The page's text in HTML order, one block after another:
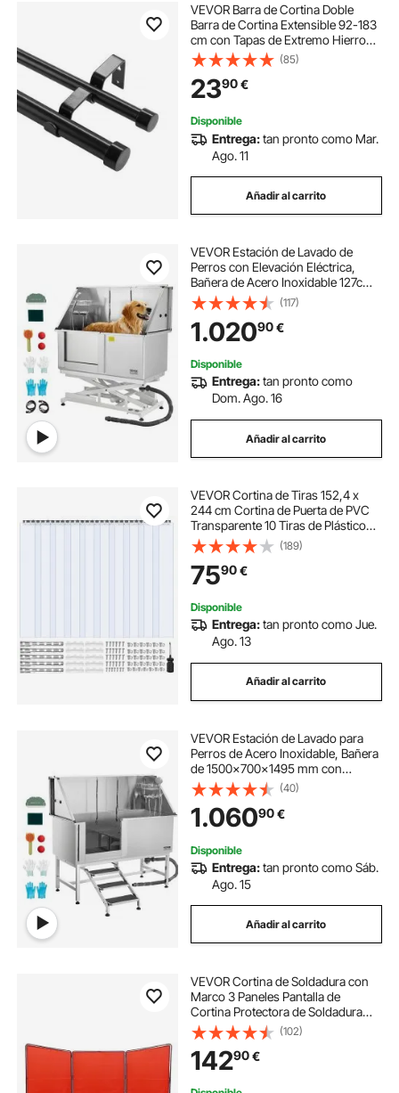
VEVOR Barra de Cortina Doble
Barra de Cortina Extensible 92-183
cm con Tapas de Extremo Hierro
Robusto Carga 13,6 kg para Colgar
Cortinas Opacas y Ventanas
Transparentes Sala de Estar Baño
Dormitorio
(85)
2390€
Disponible
Entrega:tan pronto como Mar.
Ago. 11
Añadir al carrito
VEVOR Estación de Lavado de
Perros con Elevación Eléctrica,
Bañera de Acero Inoxidable 127cm
con Filtro de Agua de Polietileno,
Grifo y Cabezal de Ducha,
Fregadero para Mascotas, Puerta
Izquierda
(117)
1.02090€
Disponible
Entrega:tan pronto como
Dom. Ago. 16
Añadir al carrito
VEVOR Cortina de Tiras 152,4 x
244 cm Cortina de Puerta de PVC
Transparente 10 Tiras de Plástico
Espesor de 2 mm para Puerta de
Cámara Frigorífica, Almacén,
Refrigerador de Supermercado,
Garajes
(189)
7590€
Disponible
Entrega:tan pronto como Jue.
Ago. 13
Añadir al carrito
VEVOR Estación de Lavado para
Perros de Acero Inoxidable, Bañera
de 1500x700x1495 mm con
Escalera, Filtro de Agua de
Polietileno, Grifo, Ducha y Jabonera
para Varias Mascotas, Puerta
Izquierda
(40)
1.06090€
Disponible
Entrega:tan pronto como Sáb.
Ago. 15
Añadir al carrito
VEVOR Cortina de Soldadura con
Marco 3 Paneles Pantalla de
Cortina Protectora de Soldadura
1,8x1,8 m de Vinilo Ignífugo con 12
Ruedas Giratorias (6 con Bloqueo)
Mobile Pro para Taller, Industria,
Rojo
(102)
14290€